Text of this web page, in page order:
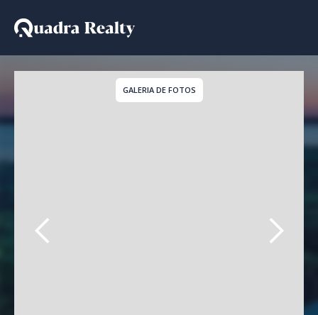
Casa a venda em Vila
GALERIA DE FOTOS